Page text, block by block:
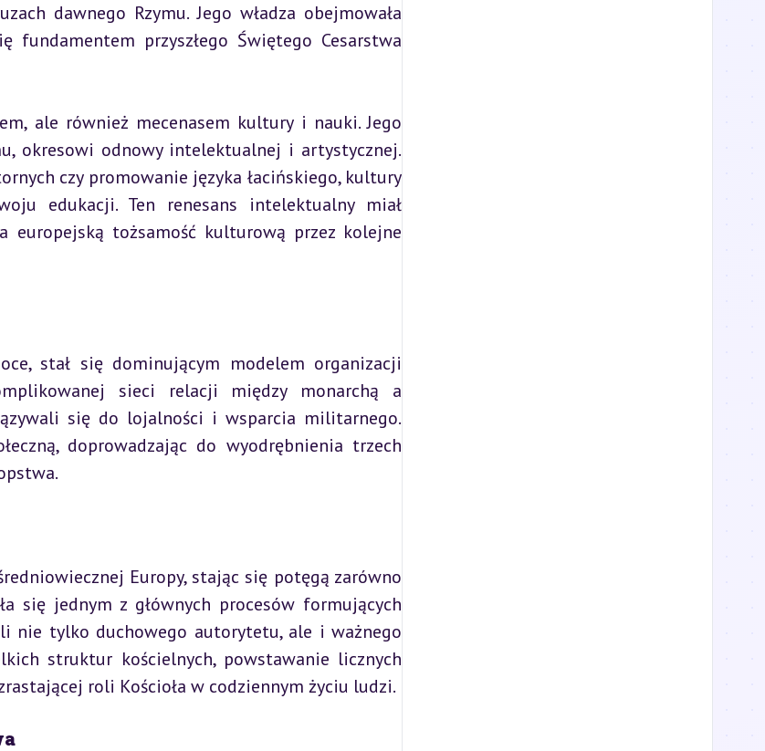
dawnego Rzymu. Jego władza obejmowała
fundamentem przyszłego Świętego Cesarstwa
ale również mecenasem kultury i nauki. Jego
okresowi odnowy intelektualnej i artystycznej.
czy promowanie języka łacińskiego, kultury
edukacji. Ten renesans intelektualny miał
europejską tożsamość kulturową przez kolejne
stał się dominującym modelem organizacji
sieci relacji między monarchą a
się do lojalności i wsparcia militarnego.
doprowadzając do wyodrębnienia trzech
Europy, stając się potęgą zarówno
się jednym z głównych procesów formujących
nie tylko duchowego autorytetu, ale i ważnego
struktur kościelnych, powstawanie licznych
roli Kościoła w codziennym życiu ludzi.